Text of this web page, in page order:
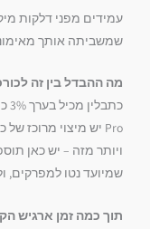
עמידים מפני דלקות
שמשביתה אותך
מה ההבדל בין זה
כתבלין מכיל בערך 3% כורכומין פעיל,
Pro יש מיצוי מרוכז של כורכומין בשילוב פיפרין לספיגה מקסימלית,
שמיועד נטו למפרקים,
תוך כמה זמן ארגיש